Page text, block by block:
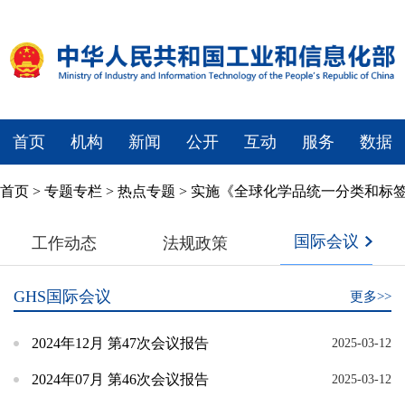
首页 机构 新闻 公开 互动 服务 数据
首页 > 专题专栏 > 热点专题 > 实施《全球化学品统一分类和标
工作动态 法规政策 国际会议
GHS国际会议 更多>>
2024年12月 第47次会议报告 2025-03-12
2024年07月 第46次会议报告 2025-03-12